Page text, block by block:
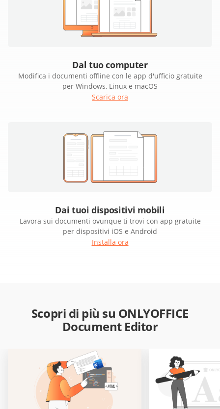
Dal tuo computer
Modifica i documenti offline con le app d'ufficio gratuite
per Windows, Linux e macOS
Scarica ora
Dai tuoi dispositivi mobili
Lavora sui documenti ovunque ti trovi con app gratuite
per dispositivi iOS e Android
Installa ora
Scopri di più su ONLYOFFICE
Document Editor